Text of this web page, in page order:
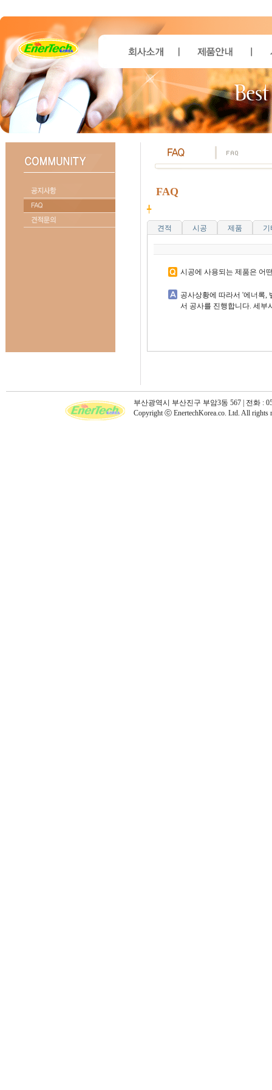
FAQ
╇
견적 시공 제품 기
시공에 사용되는 제품은 어
공사상황에 따라서 '에너록,
서 공사를 진행합니다. 세부
부산광역시 부산진구 부암3동 567 | 전화 :
Copyright ⓒ EnertechKorea.co. Ltd. All rights